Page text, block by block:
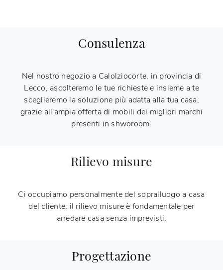
Consulenza
Nel nostro negozio a Calolziocorte, in provincia di
Lecco, ascolteremo le tue richieste e insieme a te
sceglieremo la soluzione più adatta alla tua casa,
grazie all'ampia offerta di mobili dei migliori marchi
presenti in shworoom.
Rilievo misure
Ci occupiamo personalmente del sopralluogo a casa
del cliente: il rilievo misure è fondamentale per
arredare casa senza imprevisti.
Progettazione